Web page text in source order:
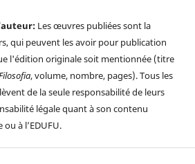
Les œuvres publiées sont la
qui peuvent les avoir pour publication
l'édition originale soit mentionnée (titre
, volume, nombre, pages). Tous les
de la seule responsabilité de leurs
légale quant à son contenu
à l’EDUFU.